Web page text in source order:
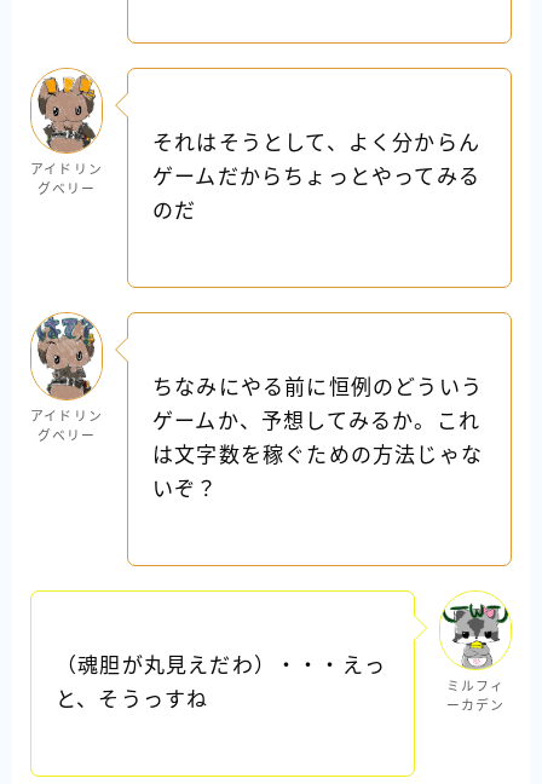
アイドリン
グベリー
それはそうとして、よく分からん
ゲームだからちょっとやってみる
のだ
アイドリン
グベリー
ちなみにやる前に恒例のどういう
ゲームか、予想してみるか。これ
は文字数を稼ぐための方法じゃな
いぞ？
（魂胆が丸見えだわ）・・・えっ
と、そうっすね
ミルフィ
ーカデン